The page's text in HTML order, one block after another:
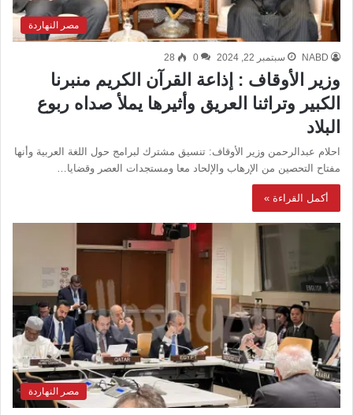
مصر النهاردة
NABD سبتمبر 22, 2024 0
28
وزير الأوقاف : إذاعة القرآن الكريم منبرنا
الكبير وتراثنا العريق وأثيرها يملأ صداه ربوع
البلاد
احلام عبدالرحمن وزير الأوقاف: تنسيق مشترك لبرامج حول اللغة العربية وأنها
مفتاح التحصين من الإرهاب والإلحاد معا ومستجدات العصر وقضايا…
أكمل القراءة »
مصر النهاردة